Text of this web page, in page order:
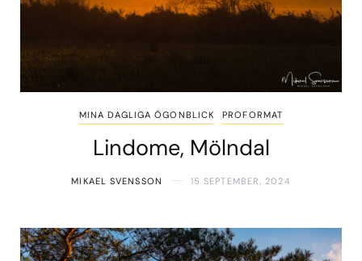
MINA DAGLIGA ÖGONBLICK PROFORMAT
Lindome, Mölndal
MIKAEL SVENSSON 15 SEPTEMBER, 2024